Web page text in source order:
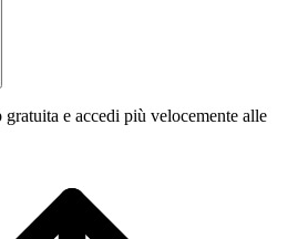
e accedi più velocemente alle